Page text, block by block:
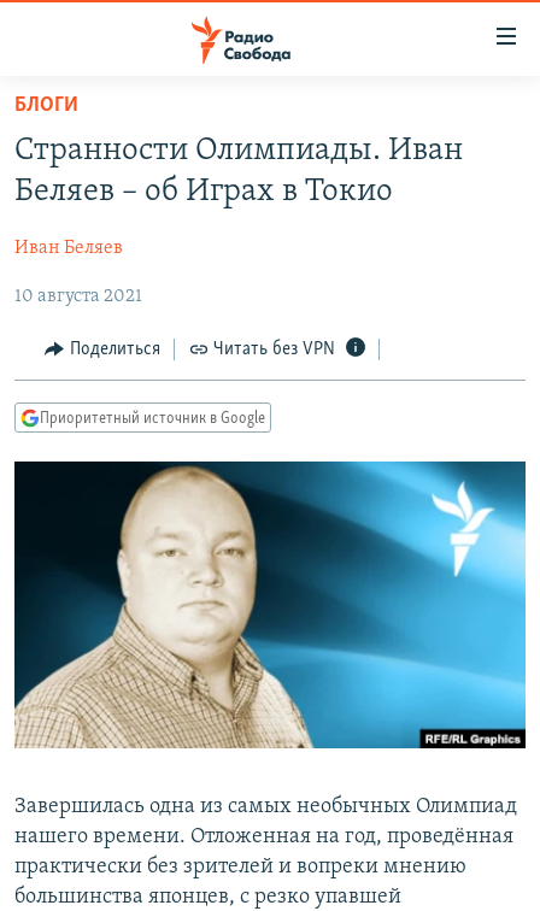
упрощенного
доступа
Вернуться
основному
Вернутся
главной
навигации
Вернутся
ПОДКАСТЫ
АВТОРСКИЕ ПРОЕКТЫ
ЦИТАТЫ СВОБОДЫ
МНЕНИЯ
КУЛЬТУРА
IDEL.РЕАЛИИ
КАВКАЗ.РЕАЛИИ
СЕВЕР.РЕАЛИИ
СИБИРЬ.РЕАЛИИ
РАСПИСАНИЕ ВЕЩАНИЯ
ПОДПИШИТЕСЬ НА РАССЫЛКУ
СОЦИАЛЬНЫЕ СЕТИ
Все сайты РСЕ/РС
БЛОГИ
Странности Олимпиады. Иван
Беляев – об Играх в Токио
Иван Беляев
10 августа 2021
Поделиться Читать без VPN
Приоритетный источник в Google
Завершилась одна из самых необычных Олимпиад
нашего времени. Отложенная на год, проведённая
практически без зрителей и вопреки мнению
большинства японцев, с резко упавшей